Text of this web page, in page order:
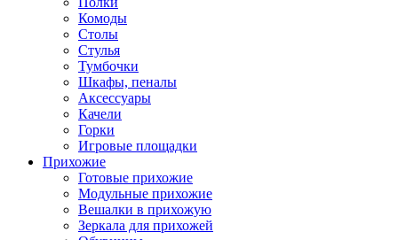
Комоды
Столы
Стулья
Тумбочки
Шкафы, пеналы
Аксессуары
Качели
Горки
Игровые площадки
Прихожие
Готовые прихожие
Модульные прихожие
Вешалки в прихожую
Зеркала для прихожей